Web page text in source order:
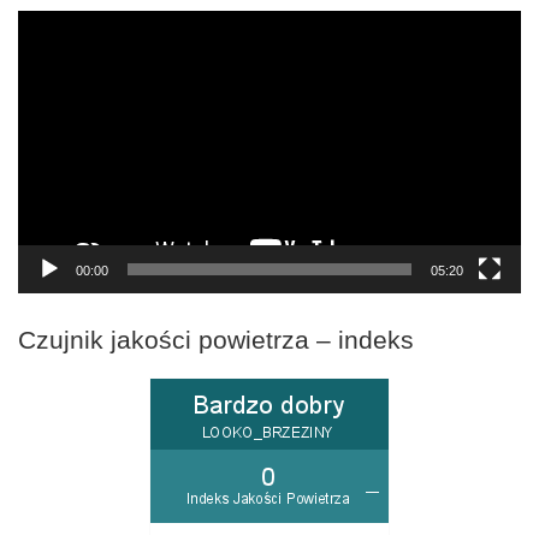
00:00 05:20
Czujnik jakości powietrza – indeks